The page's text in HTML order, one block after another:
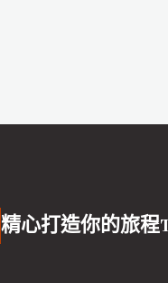
精心打造你的旅程